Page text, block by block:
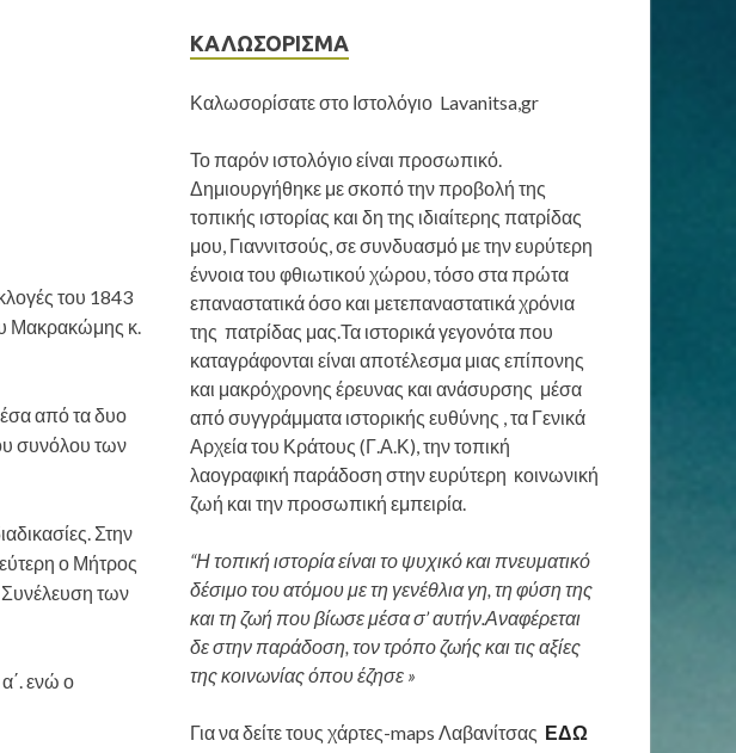
του 1843
Μακρακώμης κ.
από τα δυο
συνόλου των
Στην
ο Μήτρος
Συνέλευση των
ενώ ο
ΚΑΛΩΣΟΡΙΣΜΑ
Καλωσορίσατε στο Ιστολόγιο Lavanitsa,gr
Το παρόν ιστολόγιο είναι προσωπικό.
Δημιουργήθηκε με σκοπό την προβολή της
τοπικής ιστορίας και δη της ιδιαίτερης πατρίδας
μου, Γιαννιτσούς, σε συνδυασμό με την ευρύτερη
έννοια του φθιωτικού χώρου, τόσο στα πρώτα
επαναστατικά όσο και μετεπαναστατικά χρόνια
της πατρίδας μας.Τα ιστορικά γεγονότα που
καταγράφονται είναι αποτέλεσμα μιας επίπονης
και μακρόχρονης έρευνας και ανάσυρσης μέσα
από συγγράμματα ιστορικής ευθύνης , τα Γενικά
Αρχεία του Κράτους (Γ.Α.Κ), την τοπική
λαογραφική παράδοση στην ευρύτερη κοινωνική
ζωή και την προσωπική εμπειρία.
“Η τοπική ιστορία είναι το ψυχικό και πνευματικό
δέσιμο του ατόμου με τη γενέθλια γη, τη φύση της
και τη ζωή που βίωσε μέσα σ’ αυτήν.Αναφέρεται
δε στην παράδοση, τον τρόπο ζωής και τις αξίες
της κοινωνίας όπου έζησε »
Για να δείτε τους χάρτες-maps Λαβανίτσας ΕΔΩ